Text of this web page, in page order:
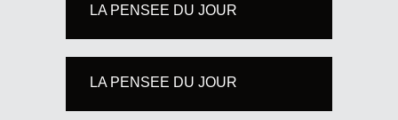
LA PENSEE DU JOUR
LA PENSEE DU JOUR